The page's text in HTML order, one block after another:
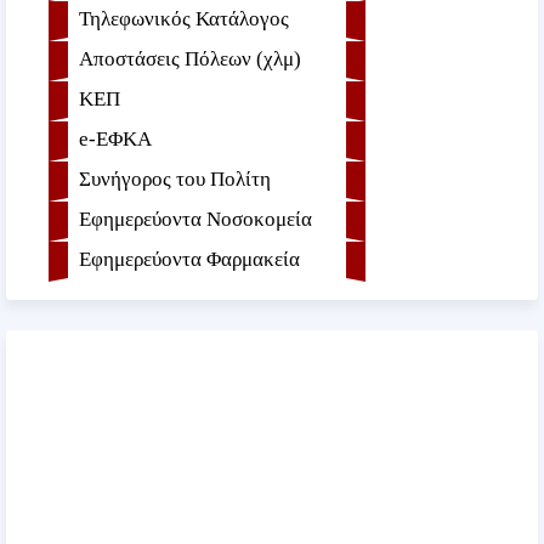
Τηλεφωνικός Κατάλογος
Αποστάσεις Πόλεων (χλμ)
ΚΕΠ
e-ΕΦKA
Συνήγορος του Πολίτη
Εφημερεύοντα Νοσοκομεία
Εφημερεύοντα Φαρμακεία